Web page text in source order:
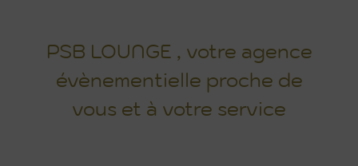
PSB LOUNGE , votre agence
évènementielle proche de
vous et à votre service